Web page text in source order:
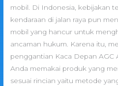
mobil. Di Indonesia, kebijakan
kendaraan di jalan raya pun
mobil yang hancur untuk
ancaman hukum. Karena itu,
penggantian Kaca Depan AGC
Anda memakai produk yang
sesuai rincian yaitu metode